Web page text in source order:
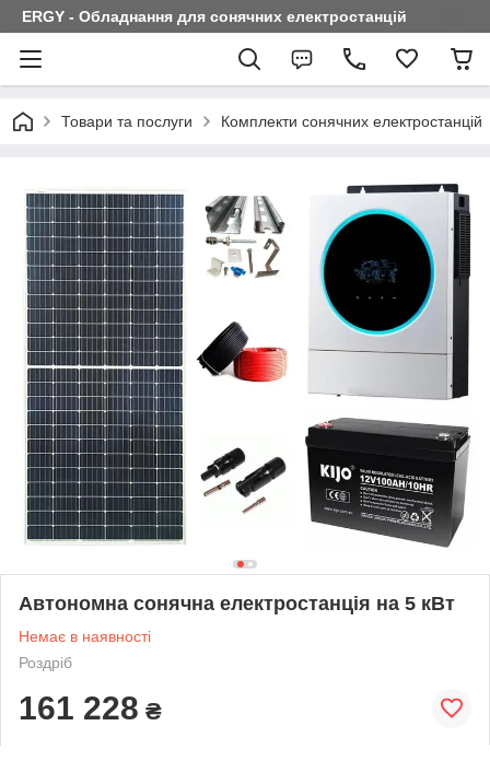
ERGY - Обладнання для сонячних електростанцій
Товари та послуги Комплекти сонячних електростанцій
Автономна сонячна електростанція на 5 кВт
Немає в наявності
Роздріб
161 228 ₴